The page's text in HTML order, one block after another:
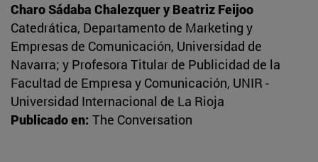
Charo Sádaba Chalezquer y Beatriz Feijoo
Catedrática, Departamento de Marketing y
Empresas de Comunicación, Universidad de
Navarra; y Profesora Titular de Publicidad de la
Facultad de Empresa y Comunicación, UNIR -
Universidad Internacional de La Rioja
Publicado en: The Conversation